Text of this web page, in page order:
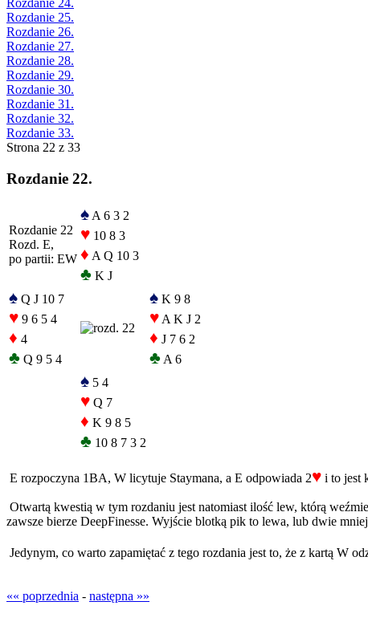
Rozdanie 24.
Rozdanie 25.
Rozdanie 26.
Rozdanie 27.
Rozdanie 28.
Rozdanie 29.
Rozdanie 30.
Rozdanie 31.
Rozdanie 32.
Rozdanie 33.
Strona 22 z 33
Rozdanie 22.
Rozdanie 22
Rozd. E,
po partii: EW
♠ A 6 3 2
♥ 10 8 3
♦ A Q 10 3
♣ K J
♠ Q J 10 7
♥ 9 6 5 4
♦ 4
♣ Q 9 5 4
♠ K 9 8
♥ A K J 2
♦ J 7 6 2
♣ A 6
♠ 5 4
♥ Q 7
♦ K 9 8 5
♣ 10 8 7 3 2
E rozpoczyna 1BA, W licytuje Staymana, a E odpowiada 2♥ i to jest
Otwartą kwestią w tym rozdaniu jest natomiast ilość lew, którą
zawsze bierze DeepFinesse. Wyjście blotką pik to lewa, lub dwie
Jedynym, co warto zapamiętać z tego rozdania jest to, że z kartą W
«« poprzednia - następna »»